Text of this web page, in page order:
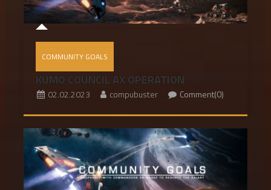
COMMUNITY GOALS
KUMO COUNCIL AX OPERATION
02.02.2023 compubuster Comment(0)